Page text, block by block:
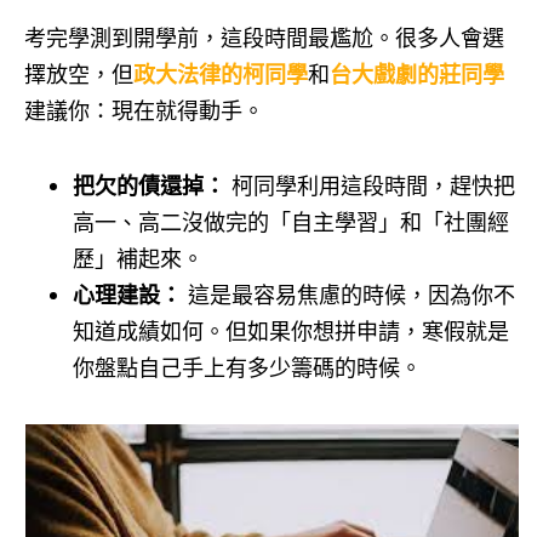
考完學測到開學前，這段時間最尷尬。很多人會選
擇放空，但政大法律的柯同學和台大戲劇的莊同學
建議你：現在就得動手。
把欠的債還掉： 柯同學利用這段時間，趕快把
高一、高二沒做完的「自主學習」和「社團經
歷」補起來。
心理建設： 這是最容易焦慮的時候，因為你不
知道成績如何。但如果你想拼申請，寒假就是
你盤點自己手上有多少籌碼的時候。